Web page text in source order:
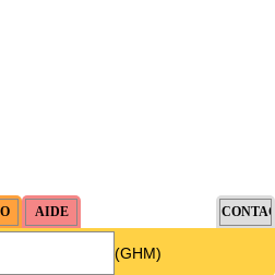
(GHM)